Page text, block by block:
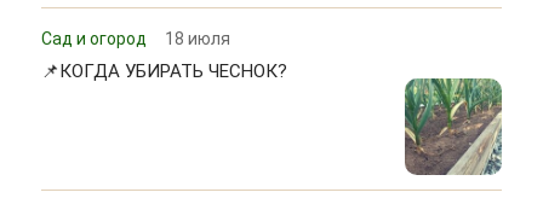
Сад и огород 18 июля
📌КОГДА УБИРАТЬ ЧЕСНОК?